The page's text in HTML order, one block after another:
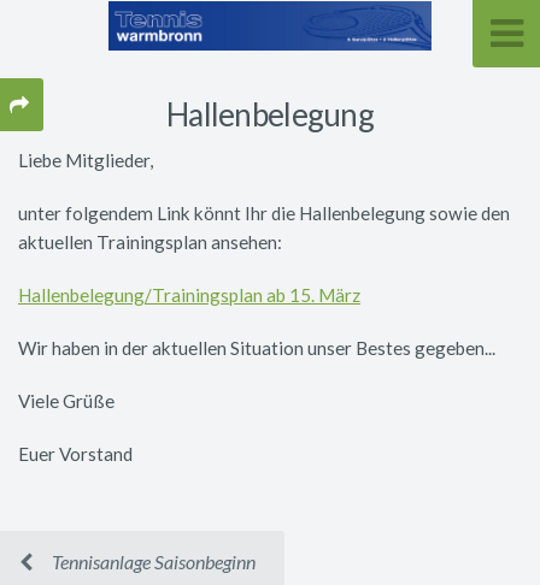
Hallenbelegung
Liebe Mitglieder,
unter folgendem Link könnt Ihr die Hallenbelegung sowie den
aktuellen Trainingsplan ansehen:
Hallenbelegung/Trainingsplan ab 15. März
Wir haben in der aktuellen Situation unser Bestes gegeben...
Viele Grüße
Euer Vorstand
Tennisanlage Saisonbeginn